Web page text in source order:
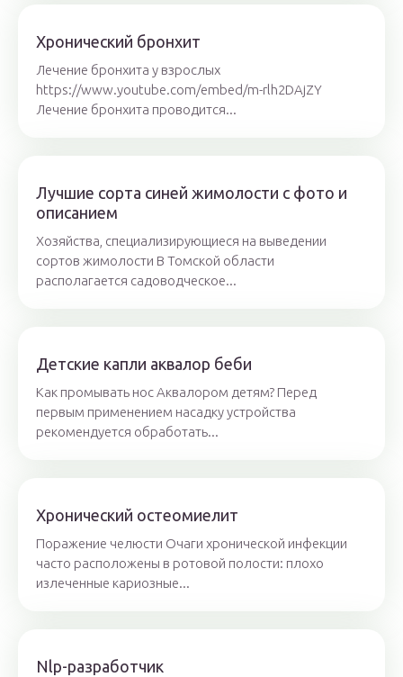
Хронический бронхит
Лечение бронхита у взрослых
https://www.youtube.com/embed/m-rlh2DAjZY
Лечение бронхита проводится...
Лучшие сорта синей жимолости с фото и
описанием
Хозяйства, специализирующиеся на выведении
сортов жимолости В Томской области
располагается садоводческое...
Детские капли аквалор беби
Как промывать нос Аквалором детям? Перед
первым применением насадку устройства
рекомендуется обработать...
Хронический остеомиелит
Поражение челюсти Очаги хронической инфекции
часто расположены в ротовой полости: плохо
излеченные кариозные...
Nlp-разработчик